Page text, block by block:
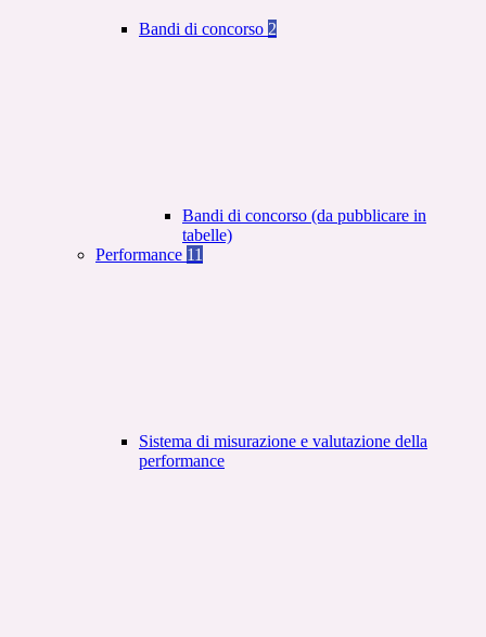
Bandi di concorso 2
Bandi di concorso (da pubblicare in
tabelle)
Performance 11
Sistema di misurazione e valutazione della
performance